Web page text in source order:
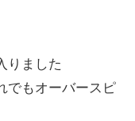
りました
でもオーバースピ